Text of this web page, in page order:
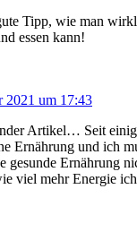
Tipp, wie man
essen kann!
2021 um 17:43
Artikel… Seit
Ernährung und ich
gesunde Ernährung
viel mehr Energie